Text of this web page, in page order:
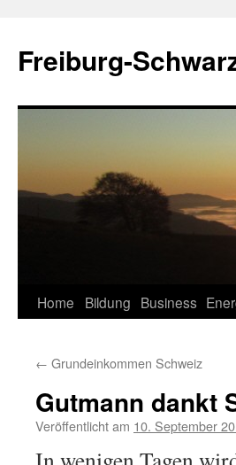
springen
Freiburg-
Home Bildung Business
← Grundeinkommen Schweiz
Gutmann dankt
Veröffentlicht am 10. September